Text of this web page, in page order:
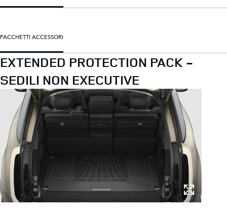
PACCHETTI ACCESSORI
EXTENDED PROTECTION PACK -
SEDILI NON EXECUTIVE